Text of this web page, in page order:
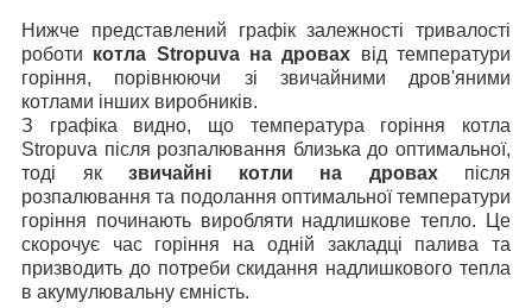
Нижче представлений графік залежності тривалості
роботи котла Stropuva на дровах від температури
горіння, порівнюючи зі звичайними дров'яними
котлами інших виробників.
З графіка видно, що температура горіння котла
Stropuva після розпалювання близька до оптимальної,
тоді як звичайні котли на дровахпісля
розпалювання та подолання оптимальної температури
горіння починають виробляти надлишкове тепло. Це
скорочує час горіння на одній закладці палива та
призводить до потреби скидання надлишкового тепла
в акумулювальну ємність.